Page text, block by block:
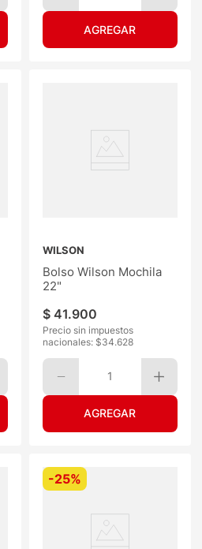
WILSON
Bolso Wilson Mochila
22"
$ 41.900
Precio sin impuestos
nacionales: $34.628
1
-25%